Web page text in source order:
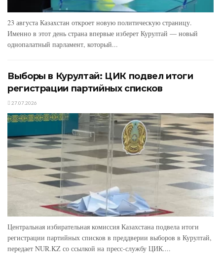
23 августа Казахстан откроет новую политическую страницу.
Именно в этот день страна впервые изберет Курултай — новый
однопалатный парламент, который...
Выборы в Курултай: ЦИК подвел итоги
регистрации партийных списков
27.07.2026
Центральная избирательная комиссия Казахстана подвела итоги
регистрации партийных списков в преддверии выборов в Курултай,
передает NUR.KZ со ссылкой на пресс-службу ЦИК....